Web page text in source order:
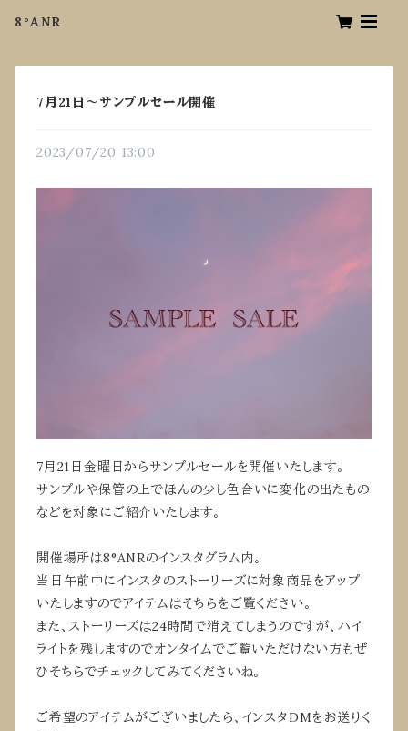
8°ANR
7月21日〜サンプルセール開催
2023/07/20 13:00
7月21日金曜日からサンプルセールを開催いたします。
サンプルや保管の上でほんの少し色合いに変化の出たもの
などを対象にご紹介いたします。
開催場所は8°ANRのインスタグラム内。
当日午前中にインスタのストーリーズに対象商品をアップ
いたしますのでアイテムはそちらをご覧ください。
また、ストーリーズは24時間で消えてしまうのですが、ハイ
ライトを残しますのでオンタイムでご覧いただけない方もぜ
ひそちらでチェックしてみてくださいね。
ご希望のアイテムがございましたら、インスタDMをお送りく